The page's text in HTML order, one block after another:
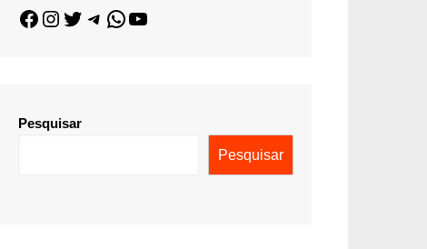
Pesquisar
Pesquisar